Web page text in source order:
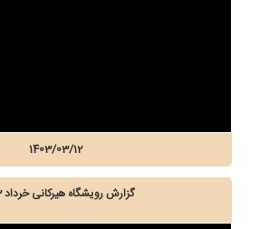
1403/03/12
گزارش رویشگاه هیرکانی خرداد 1403